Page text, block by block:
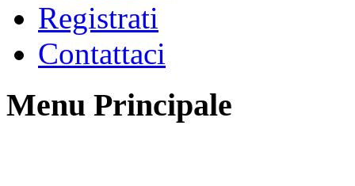
Registrati
Contattaci
Menu Principale